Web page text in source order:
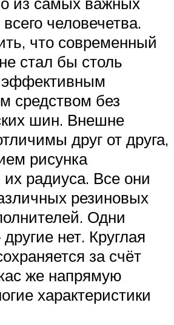
человечетва.
что современный
стал бы столь
средством без
шин. Внешне
друг от друга,
рисунка
их радиуса. Все они
резиновых
Одни
нет. Круглая
за счёт
же напрямую
характеристики